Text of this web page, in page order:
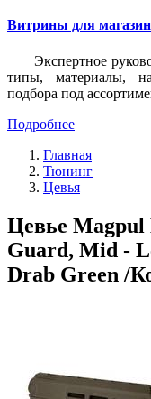
Витрины для
Экспертное
типы, материалы,
подбора под
Подробнее
Главная
Тюнинг
Цевья
Цевье
Guard, Mid -
Drab Green /